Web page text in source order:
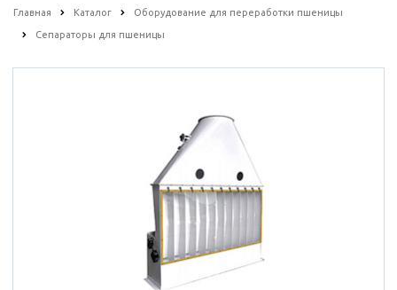
Главная Каталог Оборудование для переработки пшеницы
Сепараторы для пшеницы